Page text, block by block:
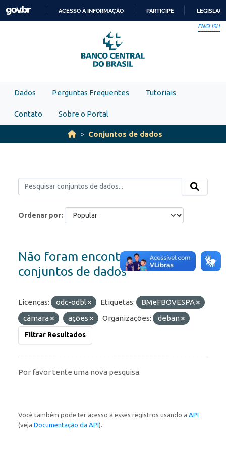
Skip to main content
PARA
O
CONTEÚDO
ACESSO À INFORMAÇÃO PARTICIPE
ENGLISH
Dados Perguntas Frequentes Tutoriais
Contato Sobre o Portal
Conjuntos de dados
Ordenar por
Não foram encontrados
conjuntos de dados
Licenças: odc-odbl Etiquetas:
BMeFBOVESPA
câmara
ações Organizações: deban
Filtrar Resultados
Por favor tente uma nova pesquisa.
Você também pode ter acesso a esses registros usando a API
(veja Documentação da API).